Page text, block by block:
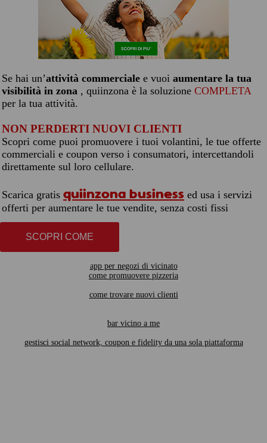
Se hai un’attività commerciale e vuoi aumentare la tua
visibilità in zona , quiinzona è la soluzione COMPLETA
per la tua attività.
NON PERDERTI NUOVI CLIENTI
Scopri come puoi promuovere i tuoi volantini, le tue offerte
commerciali e coupon verso i consumatori, intercettandoli
direttamente sul loro cellulare.
Scarica gratis quiinzona business ed usa i servizi
offerti per aumentare le tue vendite, senza costi fissi
SCOPRI COME
app per negozi di vicinato
come promuovere pizzeria
come trovare nuovi clienti
bar vicino a me
gestisci social network, coupon e fidelity da una sola piattaforma